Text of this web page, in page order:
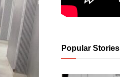
Popular Stories